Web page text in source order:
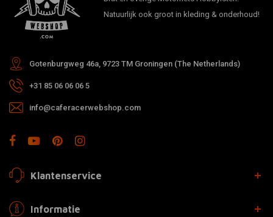
Natuurlijk ook groot in kleding & onderhoud!
Gotenburgweg 46a, 9723 TM Groningen (The Netherlands)
+31 85 06 06 06 5
info@caferacerwebshop.com
Klantenservice
Informatie